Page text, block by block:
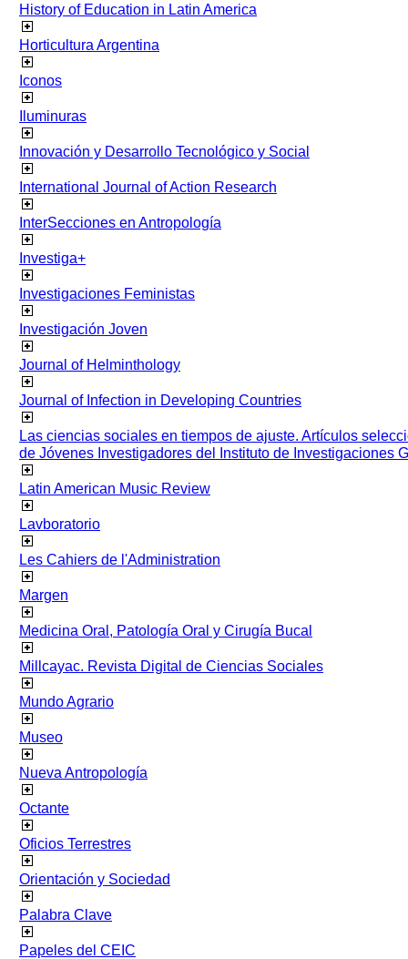
History of Education in Latin America
Horticultura Argentina
Iconos
Iluminuras
Innovación y Desarrollo Tecnológico y Social
International Journal of Action Research
InterSecciones en Antropología
Investiga+
Investigaciones Feministas
Investigación Joven
Journal of Helminthology
Journal of Infection in Developing Countries
Las ciencias sociales en tiempos de ajuste. Artículos
de Jóvenes Investigadores del Instituto de Investigaciones
Latin American Music Review
Lavboratorio
Les Cahiers de l'Administration
Margen
Medicina Oral, Patología Oral y Cirugía Bucal
Millcayac. Revista Digital de Ciencias Sociales
Mundo Agrario
Museo
Nueva Antropología
Octante
Oficios Terrestres
Orientación y Sociedad
Palabra Clave
Papeles del CEIC